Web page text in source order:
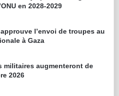
en 2028-2029
l’envoi de troupes au
à Gaza
militaires augmenteront de
2026